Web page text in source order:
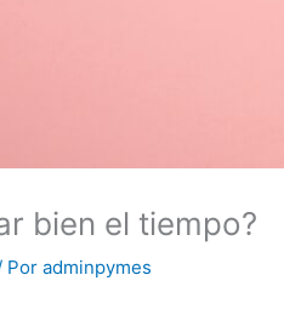
bien el tiempo?
Poradminpymes